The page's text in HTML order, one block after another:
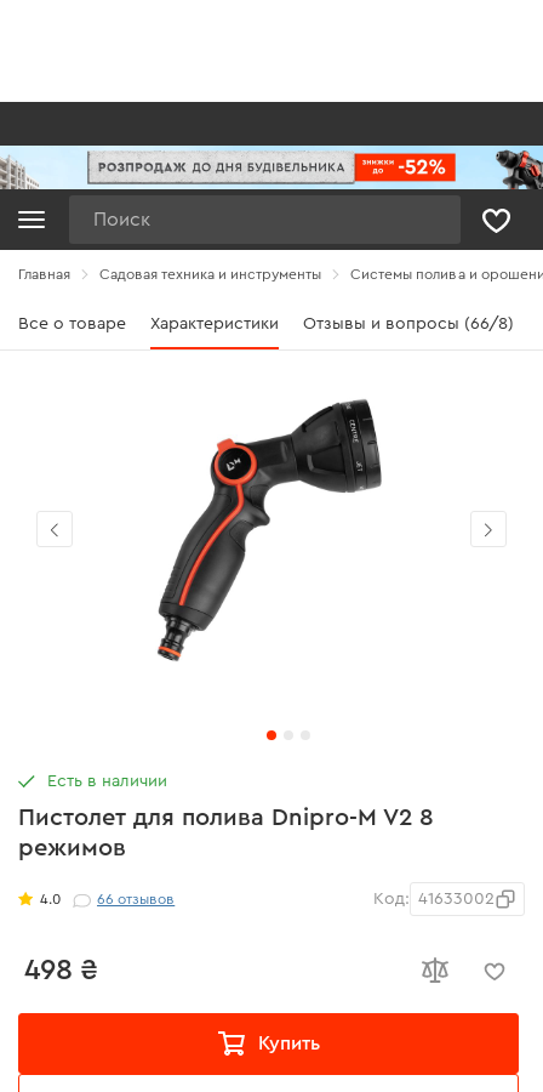
Главная Садовая техника и инструменты Системы полива и
Все о товаре Характеристики Отзывы и вопросы (66/8)
Пистолет для полива Dnipro-M V2 8
режимов
4.0 66отзывов Код: 41633002
498 ₴
Купить
Есть в наличии